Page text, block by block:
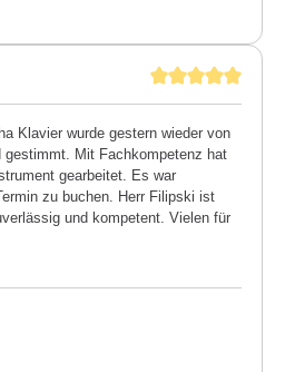
Klavier wurde gestern wieder von
gestimmt. Mit Fachkompetenz hat
gearbeitet. Es war
zu buchen. Herr Filipski ist
und kompetent. Vielen für